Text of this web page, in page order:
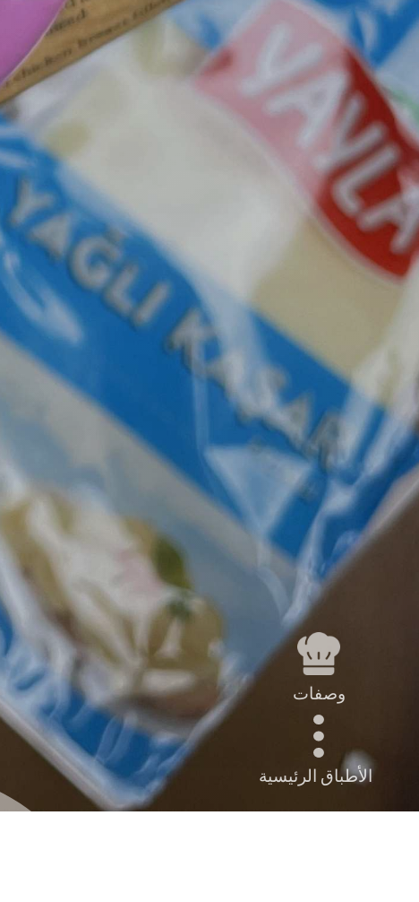
وصفات
الأطباق الرئيسية